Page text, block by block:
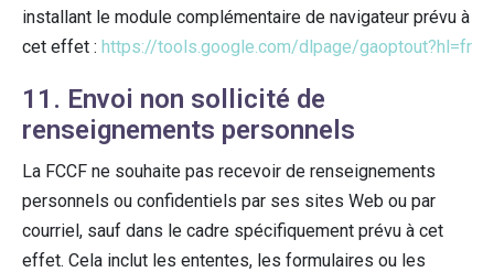
installant le module complémentaire de navigateur prévu à
cet effet : https://tools.google.com/dlpage/gaoptout?hl=fr
11. Envoi non sollicité de
renseignements personnels
La FCCF ne souhaite pas recevoir de renseignements
personnels ou confidentiels par ses sites Web ou par
courriel, sauf dans le cadre spécifiquement prévu à cet
effet. Cela inclut les ententes, les formulaires ou les